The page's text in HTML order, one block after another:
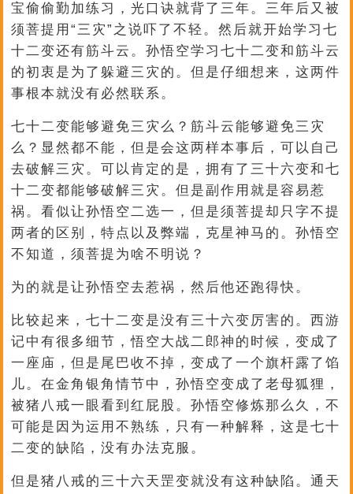
宝偷偷勤加练习，光口诀就背了三年。三年后又被
须菩提用“三灾”之说吓了不轻。然后就开始学习七
十二变还有筋斗云。孙悟空学习七十二变和筋斗云
的初衷是为了躲避三灾的。但是仔细想来，这两件
事根本就没有必然联系。
七十二变能够避免三灾么？筋斗云能够避免三灾
么？显然都不能，但是会这两样本事后，可以自己
去破解三灾。可以肯定的是，拥有了三十六变和七
十二变都能够破解三灾。但是副作用就是容易惹
祸。看似让孙悟空二选一，但是须菩提却只字不提
两者的区别，特点以及弊端，克星神马的。孙悟空
不知道，须菩提为啥不明说？
为的就是让孙悟空去惹祸，然后他还跑得快。
比较起来，七十二变是没有三十六变厉害的。西游
记中有很多细节，悟空大战二郎神的时候，变成了
一座庙，但是尾巴收不掉，变成了一个旗杆露了馅
儿。在金角银角情节中，孙悟空变成了老母狐狸，
被猪八戒一眼看到红屁股。孙悟空修炼那么久，不
可能是因为运用不熟练，只有一种解释，这是七十
二变的缺陷，没有办法克服。
但是猪八戒的三十六天罡变就没有这种缺陷。通天